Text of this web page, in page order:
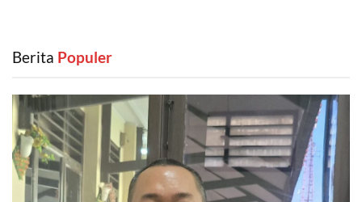
Berita ‎ Populer